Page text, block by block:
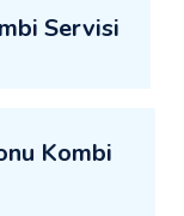
Servisi
Kombi